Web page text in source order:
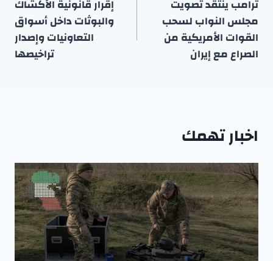
المقالات
ترامب ينتقد تصويت
مجلس النواب لسحب
القوات الأمريكية من
الصراع مع إيران
إقرار قانونية الأكشاك
والبوثات داخل أسواق
التعاونيات وإصدار
تراخيصها
اخبار تهمك